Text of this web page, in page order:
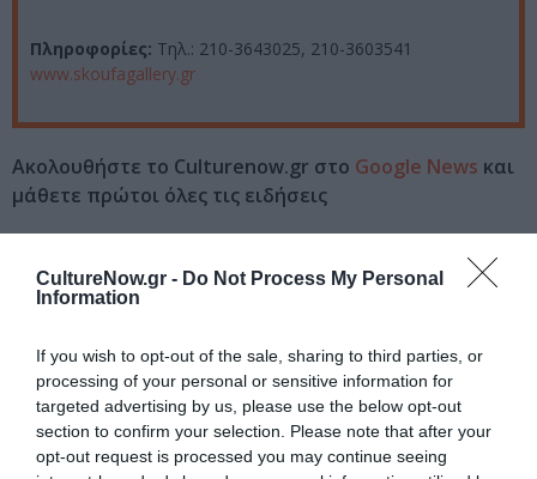
CultureNow.gr - Do Not Process My Personal
Information
If you wish to opt-out of the sale, sharing to third parties, or
processing of your personal or sensitive information for
targeted advertising by us, please use the below opt-out
section to confirm your selection. Please note that after your
opt-out request is processed you may continue seeing
Πληροφορίες: Τηλ.: 210-3643025, 210-3603541
www.skoufagallery.gr
Ακολουθήστε το Culturenow.gr στο Google News και
μάθετε πρώτοι όλες τις ειδήσεις
Πολιτισμό στοCulturenow.gr
Tags
ΕΚΘΕΣΗ ΖΩΓΡΑΦΙΚΗΣ
ΕΛΙΣΑΒΕΤ ΠΛΕΣΣΑ